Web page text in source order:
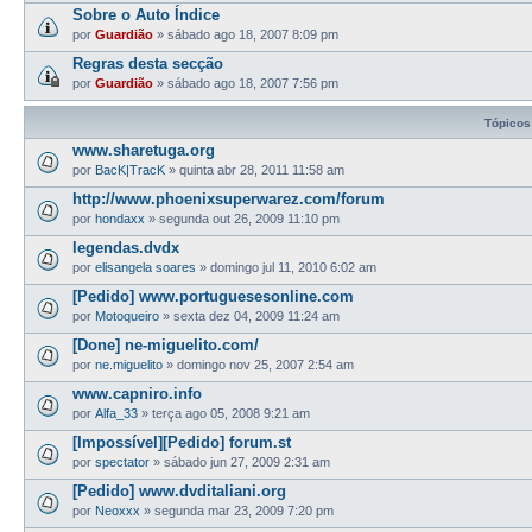
Sobre o Auto Índice
por Guardião » sábado ago 18, 2007 8:09 pm
Regras desta secção
por Guardião » sábado ago 18, 2007 7:56 pm
Tópicos
www.sharetuga.org
por BacK|TracK » quinta abr 28, 2011 11:58 am
http://www.phoenixsuperwarez.com/forum
por hondaxx » segunda out 26, 2009 11:10 pm
legendas.dvdx
por elisangela soares » domingo jul 11, 2010 6:02 am
[Pedido] www.portuguesesonline.com
por Motoqueiro » sexta dez 04, 2009 11:24 am
[Done] ne-miguelito.com/
por ne.miguelito » domingo nov 25, 2007 2:54 am
www.capniro.info
por Alfa_33 » terça ago 05, 2008 9:21 am
[Impossível][Pedido] forum.st
por spectator » sábado jun 27, 2009 2:31 am
[Pedido] www.dvditaliani.org
por Neoxxx » segunda mar 23, 2009 7:20 pm